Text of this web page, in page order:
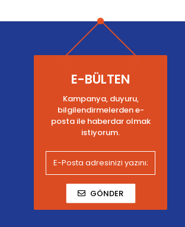
E-BÜLTEN
Kampanya, duyuru,
bilgilendirmelerden e-
posta ile haberdar olmak
istiyorum.
GÖNDER